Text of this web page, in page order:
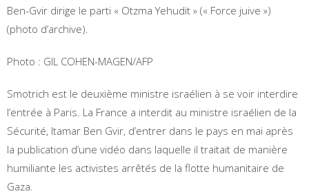
Ben-Gvir dirige le parti « Otzma Yehudit » (« Force juive »)
(photo d’archive).
Photo : GIL COHEN-MAGEN/AFP
Smotrich est le deuxième ministre israélien à se voir interdire
l’entrée à Paris. La France a interdit au ministre israélien de la
Sécurité, Itamar Ben Gvir, d’entrer dans le pays en mai après
la publication d’une vidéo dans laquelle il traitait de manière
humiliante les activistes arrêtés de la flotte humanitaire de
Gaza.